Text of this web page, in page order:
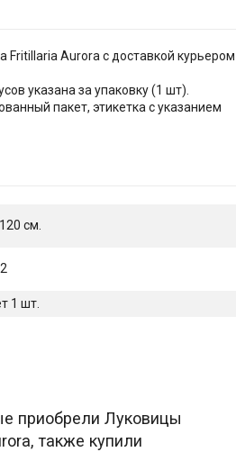
Fritillaria Aurora с доставкой курьером
указана за упаковку (1 шт).
пакет, этикетка с указанием
см.
1 шт.
приобрели Луковицы
также купили